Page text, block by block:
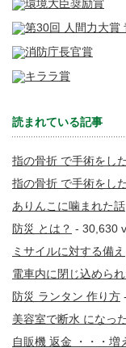
読まれている記事
指の骨折 で手術をし
指の骨折 で手術をし
ありんこに噛まれた話
防災 とは？ - 30,630
ミサイルに対する備え
電車内に閉じ込められ
防災 ランタン 作り方
美容室で断水 になっ
自販機 返金 ・・・増